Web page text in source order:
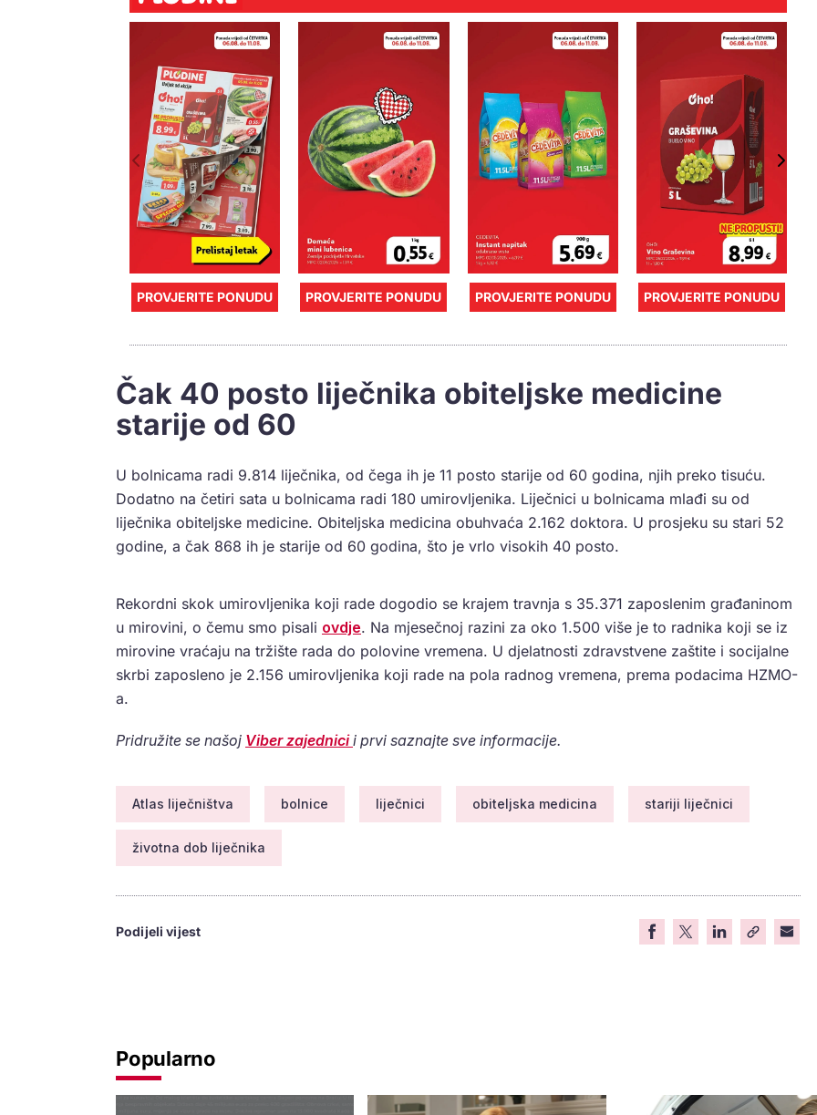
PROVJERITE PONUDU PROVJERITE PONUDU PROVJERITE PONUDU PROVJERITE PONUDU
Čak 40 posto liječnika obiteljske medicine
starije od 60
U bolnicama radi 9.814 liječnika, od čega ih je 11 posto starije od 60 godina, njih preko tisuću.
Dodatno na četiri sata u bolnicama radi 180 umirovljenika. Liječnici u bolnicama mlađi su od
liječnika obiteljske medicine. Obiteljska medicina obuhvaća 2.162 doktora. U prosjeku su stari 52
godine, a čak 868 ih je starije od 60 godina, što je vrlo visokih 40 posto.
Rekordni skok umirovljenika koji rade dogodio se krajem travnja s 35.371 zaposlenim građaninom
u mirovini, o čemu smo pisali ovdje. Na mjesečnoj razini za oko 1.500 više je to radnika koji se iz
mirovine vraćaju na tržište rada do polovine vremena. U djelatnosti zdravstvene zaštite i socijalne
skrbi zaposleno je 2.156 umirovljenika koji rade na pola radnog vremena, prema podacima HZMO-
a.
Pridružite se našoj Viber zajednicii prvi saznajte sve informacije.
Atlas liječništva bolnice liječnici obiteljska medicina stariji liječnici
životna dob liječnika
Podijeli vijest
Popularno